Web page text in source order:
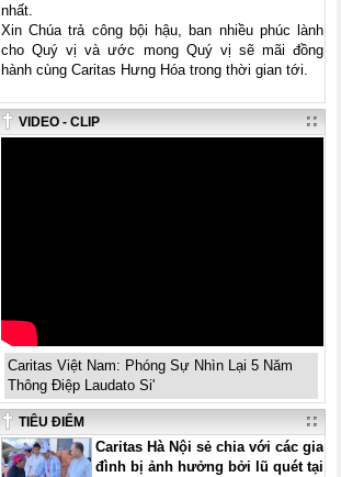
nhất.
Xin Chúa trả công bội hậu, ban nhiều phúc lành
cho Quý vị và ước mong Quý vị sẽ mãi đồng
hành cùng Caritas Hưng Hóa trong thời gian tới.
VIDEO - CLIP
Caritas Việt Nam: Phóng Sự Nhìn Lại 5 Năm
Thông Điệp Laudato Si'
TIÊU ĐIỂM
Caritas Hà Nội sẻ chia với các gia
đình bị ảnh hưởng bởi lũ quét tại